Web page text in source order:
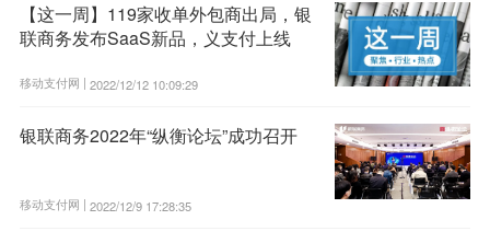
【这一周】119家收单外包商出局，银
联商务发布SaaS新品，义支付上线
移动支付网 | 2022/12/12 10:09:29
银联商务2022年“纵衡论坛”成功召开
移动支付网 | 2022/12/9 17:28:35